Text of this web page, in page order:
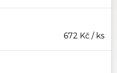
672 Kč / ks